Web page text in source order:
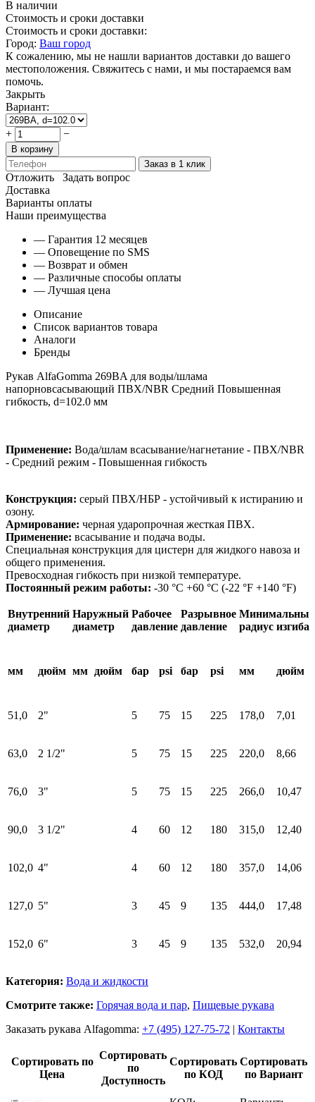
В наличии
Стоимость и сроки доставки
Стоимость и сроки доставки:
Город: Ваш город
К сожалению, мы не нашли вариантов доставки до вашего
местоположения. Свяжитесь с нами, и мы постараемся вам
помочь.
Закрыть
Вариант:
+ −
В корзину
Заказ в 1 клик
Отложить
Задать вопрос
Доставка
Варианты оплаты
Наши преимущества
— Гарантия 12 месяцев
— Оповещение по SMS
— Возврат и обмен
— Различные способы оплаты
— Лучшая цена
Описание
Список вариантов товара
Аналоги
Бренды
Рукав AlfaGomma 269BA для воды/шлама
напорновсасывающий ПВХ/NBR Средний Повышенная
гибкость, d=102.0 мм
Применение: Вода/шлам всасывание/нагнетание - ПВХ/NBR
- Средний режим - Повышенная гибкость
Конструкция: серый ПВХ/НБР - устойчивый к истиранию и
озону.
Армирование: черная ударопрочная жесткая ПВХ.
Применение: всасывание и подача воды.
Специальная конструкция для цистерн для жидкого навоза и
общего применения.
Превосходная гибкость при низкой температуре.
Постоянный режим работы: -30 °C +60 °C (-22 °F +140 °F)
Внутренний
диаметр
Наружный
диаметр
Рабочее
давление
Разрывное
давление
Минимальный
радиус изгиба
мм дюйм мм дюйм бар psi бар psi мм дюйм
51,0 2" 5 75 15 225 178,0 7,01
63,0 2 1/2" 5 75 15 225 220,0 8,66
76,0 3" 5 75 15 225 266,0 10,47
90,0 3 1/2" 4 60 12 180 315,0 12,40
102,0 4" 4 60 12 180 357,0 14,06
127,0 5" 3 45 9 135 444,0 17,48
152,0 6" 3 45 9 135 532,0 20,94
Категория: Вода и жидкости
Смотрите также: Горячая вода и пар, Пищевые рукава
Заказать рукава Alfagomma: +7 (495) 127-75-72 | Контакты
Сортировать по
Цена
Сортировать
по
Доступность
Сортировать
по КОД
Сортировать
по Вариант